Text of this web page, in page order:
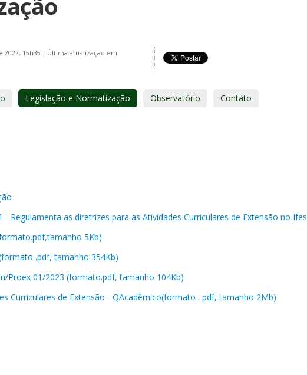
2022, 15h35 | Última atualização em
Legislação e Normatização Observatório Contato
- Regulamenta as diretrizes para as Atividades Curriculares de Extensão no Ifes
5Kb)
.pdf, tamanho 354Kb)
Proex 01/2023 (formato.pdf, tamanho 104Kb)
Curriculares de Extensão - QAcadêmico(formato . pdf, tamanho 2Mb)